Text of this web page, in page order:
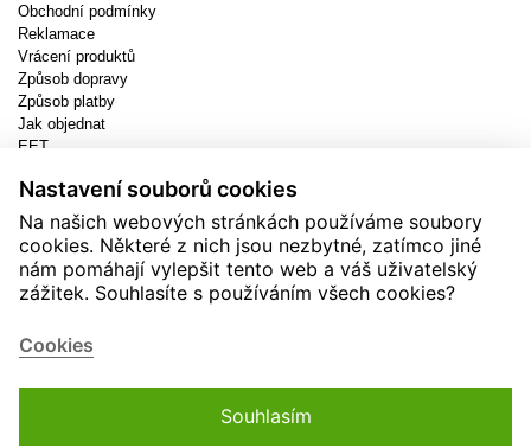
Obchodní podmínky
Reklamace
Vrácení produktů
Způsob dopravy
Způsob platby
Jak objednat
EET
Užitečné informace
Novinky
Akční produkty
Kontakty
Soutěže
Nastavení souborů cookies
Na našich webových stránkách používáme soubory
cookies. Některé z nich jsou nezbytné, zatímco jiné
nám pomáhají vylepšit tento web a váš uživatelský
zážitek. Souhlasíte s používáním všech cookies?
Cookies
Souhlasím